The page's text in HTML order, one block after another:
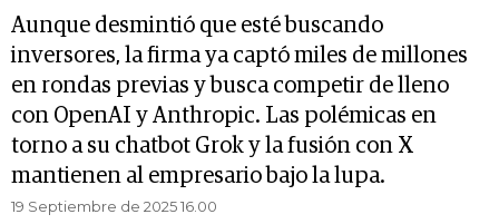
Aunque desmintió que esté buscando
inversores, la firma ya captó miles de millones
en rondas previas y busca competir de lleno
con OpenAI y Anthropic. Las polémicas en
torno a su chatbot Grok y la fusión con X
mantienen al empresario bajo la lupa.
19 Septiembre de 2025 16.00